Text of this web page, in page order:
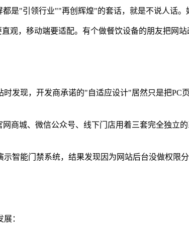
是"引领行业""再创辉煌"的套话，就是不说人话
，移动端要适配。有个做餐饮设备的朋友把网站
发现，开发商承诺的"自适应设计"居然只是把
商城、微信公众号、线下门店用着三套完全独立
智能门禁系统，结果发现因为网站后台没做权限
：